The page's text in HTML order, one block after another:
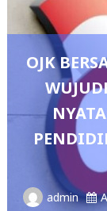
BARAT